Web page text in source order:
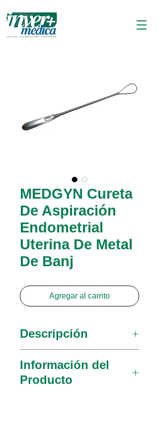
MEDGYN Cureta
De Aspiración
Endometrial
Uterina De Metal
De Banj
Agregar al carrito
Descripción
completa de curetas de
alta calidad.
Información del
Producto